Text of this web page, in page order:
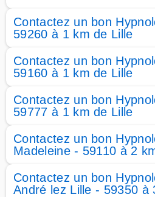
Contactez un bon
59260 à 1 km de Lille
Contactez un bon
59160 à 1 km de Lille
Contactez un bon
59777 à 1 km de Lille
Contactez un bon
Madeleine - 59110 à 2
Contactez un bon
André lez Lille - 59350 à